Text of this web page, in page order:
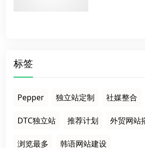
标签
Pepper 独立站定制 社媒整合
DTC独立站 推荐计划 外贸网站
浏览最多 韩语网站建设